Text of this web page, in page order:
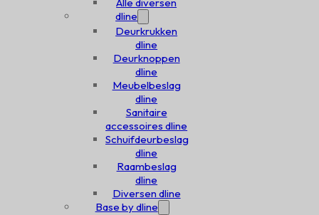
dline
Deurkrukken
dline
Deurknoppen
dline
Meubelbeslag
dline
Sanitaire
accessoires dline
Schuifdeurbeslag
dline
Raambeslag
dline
Diversen dline
Base by dline